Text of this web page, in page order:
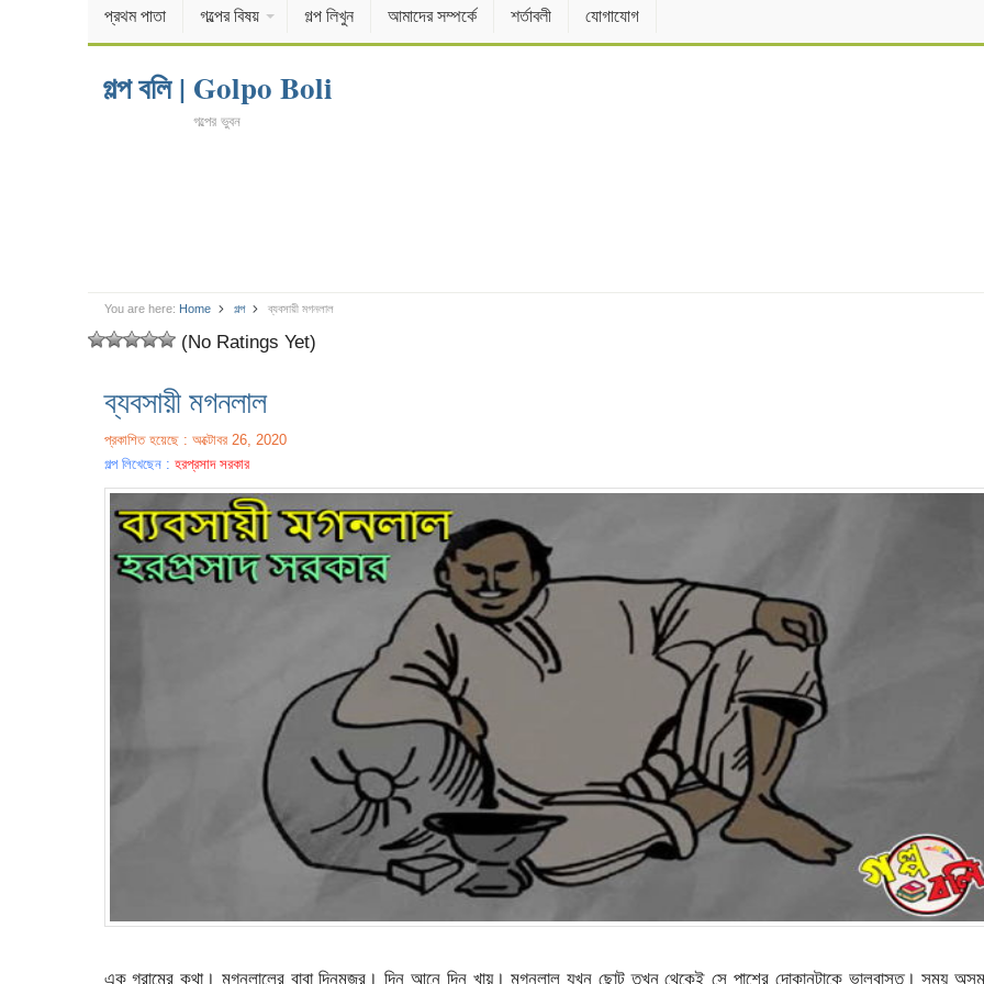
প্রথম পাতা গল্পের বিষয় গল্প লিখুন আমাদের সম্পর্কে শর্তাবলী যোগাযোগ
গল্প বলি | Golpo Boli
গল্পের ভুবন
You are here: Home গল্প ব্যবসায়ী মগনলাল
(No Ratings Yet)
ব্যবসায়ী মগনলাল
প্রকাশিত হয়েছে : অক্টোবর 26, 2020
গল্প লিখেছেন : হরপ্রসাদ সরকার
এক গ্রামের কথা। মগনলালের বাবা দিনমজুর। দিন আনে দিন খায়। মগনলাল যখন ছোট তখন থেকেই সে পাশের দোকানটাকে ভালবাসত। সময়